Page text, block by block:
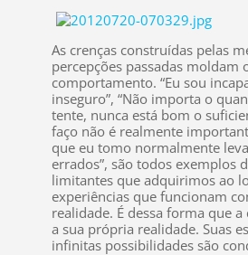
As crenças construídas pelas
percepções passadas moldam
comportamento. “Eu sou
inseguro”, “Não importa o
tente, nunca está bom o
faço não é realmente
que eu tomo normalmente
errados”, são todos exemplos
limitantes que adquirimos ao
experiências que funcionam
realidade. É dessa forma que a
a sua própria realidade. Suas
infinitas possibilidades são